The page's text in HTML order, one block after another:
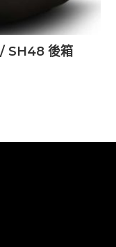
SH48 後箱